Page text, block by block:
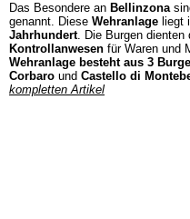
Das Besondere an Bellinzona
genannt. Diese Wehranlage liegt
Jahrhundert. Die Burgen dienten
Kontrollanwesen für Waren und
Wehranlage besteht aus 3
Corbaro und Castello di
kompletten Artikel